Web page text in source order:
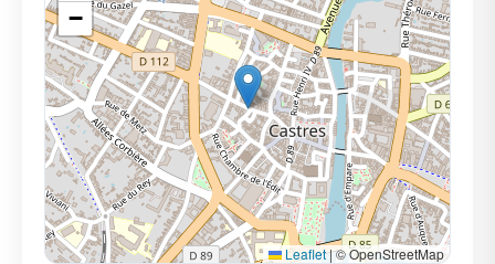
−
Leaflet|© OpenStreetMap